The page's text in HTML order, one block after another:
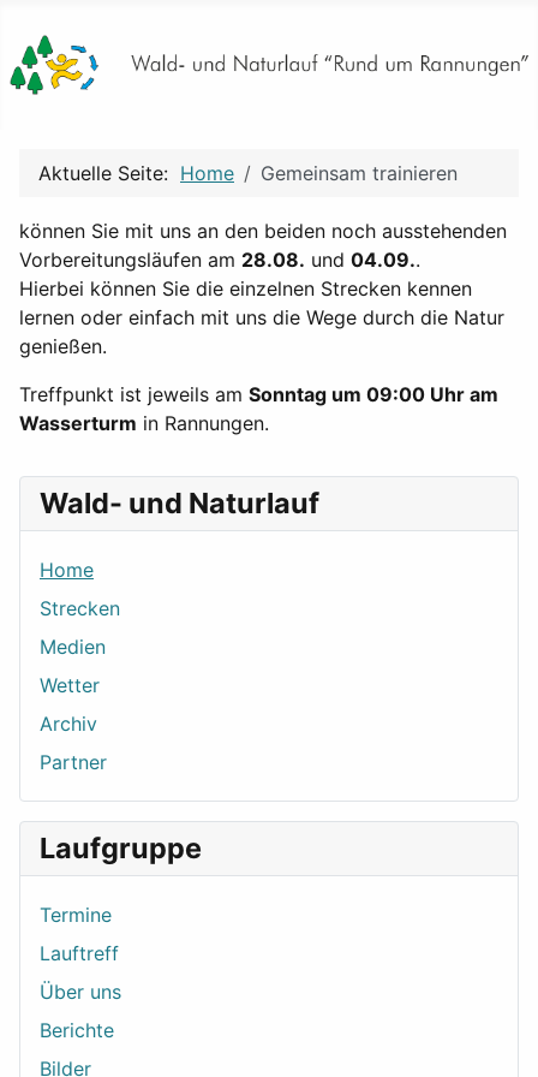
Wald- und Naturlauf
Home
Strecken
Medien
Wetter
Archiv
Partner
Laufgruppe
Termine
Lauftreff
Über uns
Berichte
Bilder
Aktuelle Seite: Home Gemeinsam trainieren
können Sie mit uns an den beiden noch ausstehenden
Vorbereitungsläufen am 28.08. und 04.09..
Hierbei können Sie die einzelnen Strecken kennen
lernen oder einfach mit uns die Wege durch die Natur
genießen.
Treffpunkt ist jeweils am Sonntag um 09:00 Uhr am
Wasserturm in Rannungen.